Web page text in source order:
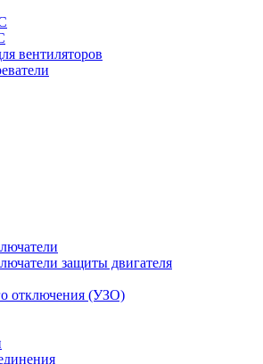
вентиляторов
защиты двигателя
отключения (УЗО)